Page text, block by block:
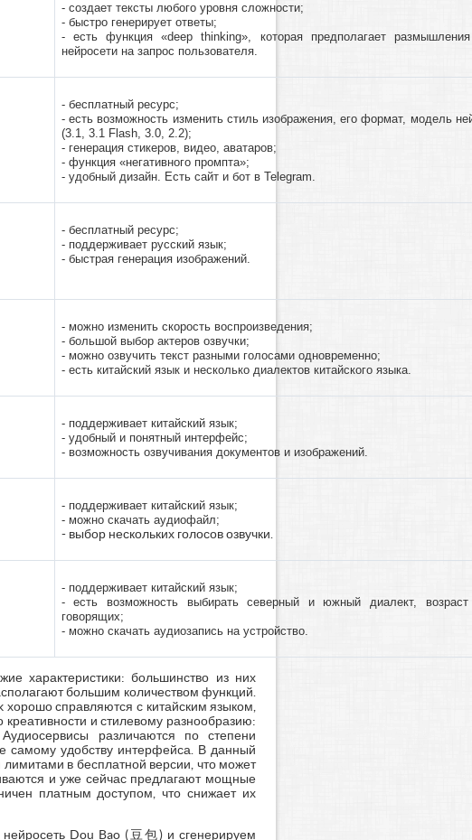
- создает тексты любого уровня сложности;
- быстро генерирует ответы;
- есть функция «deep thinking», которая предполагает
нейросети на запрос пользователя.
- бесплатный ресурс;
- есть возможность изменить стиль изображения, его формат, модель
(3.1, 3.1 Flash, 3.0, 2.2);
- генерация стикеров, видео, аватаров;
- функция «негативного промпта»;
- удобный дизайн. Есть сайт и бот в Telegram.
- бесплатный ресурс;
- поддерживает русский язык;
- быстрая генерация изображений.
- можно изменить скорость воспроизведения;
- большой выбор актеров озвучки;
- можно озвучить текст разными голосами одновременно;
- есть китайский язык и несколько диалектов китайского языка.
- поддерживает китайский язык;
- удобный и понятный интерфейс;
- возможность озвучивания документов и изображений.
- поддерживает китайский язык;
- можно скачать аудиофайл;
- выбор нескольких голосов озвучки.
- поддерживает китайский язык;
- есть возможность выбирать северный и южный диалект,
говорящих;
- можно скачать аудиозапись на устройство.
характеристики: большинство из них
большим количеством функций.
хорошо справляются с китайским языком,
и стилевому разнообразию:
различаются по степени
самому удобству интерфейса. В данный
в бесплатной версии, что может
и уже сейчас предлагают мощные
платным доступом, что снижает их
Dou Bao (豆包) и сгенерируем